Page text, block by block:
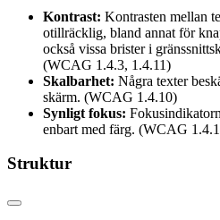
Kontrast: Kontrasten mellan
otillräcklig, bland annat för
också vissa brister i
(WCAG 1.4.3, 1.4.11)
Skalbarhet: Några texter
skärm. (WCAG 1.4.10)
Synligt fokus:
enbart med färg. (WCAG
Struktur